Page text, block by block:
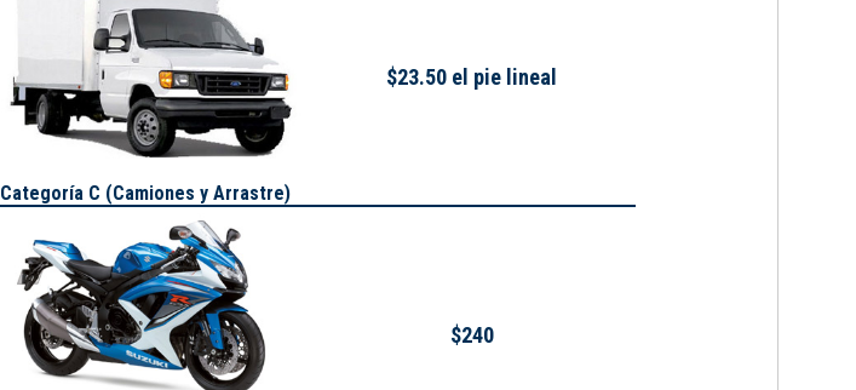
Categoría C (Camiones y Arrastre)
$23.50 el pie lineal
$240